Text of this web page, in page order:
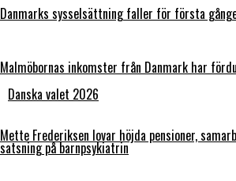
Danmarks sysselsättning faller för första
Malmöbornas inkomster från Danmark har
Danska valet 2026
Mette Frederiksen lovar höjda pensioner,
satsning på barnpsykiatrin